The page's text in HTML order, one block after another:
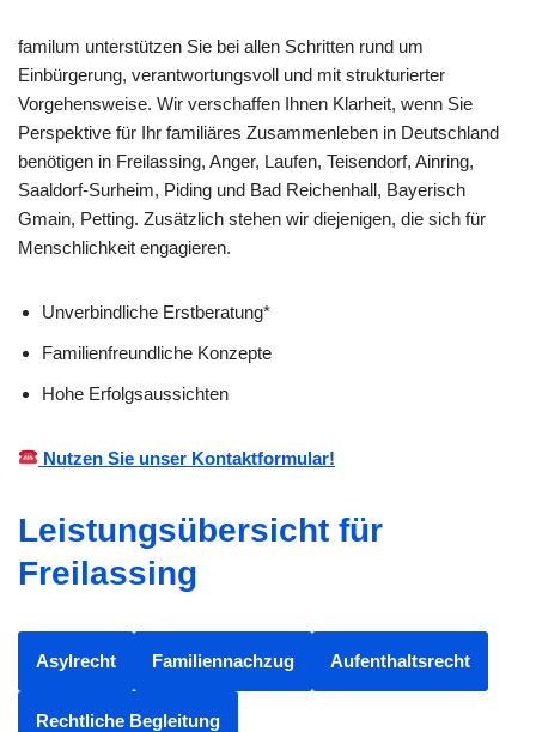
familum unterstützen Sie bei allen Schritten rund um
Einbürgerung, verantwortungsvoll und mit strukturierter
Vorgehensweise. Wir verschaffen Ihnen Klarheit, wenn Sie
Perspektive für Ihr familiäres Zusammenleben in Deutschland
benötigen in Freilassing, Anger, Laufen, Teisendorf, Ainring,
Saaldorf-Surheim, Piding und Bad Reichenhall, Bayerisch
Gmain, Petting. Zusätzlich stehen wir diejenigen, die sich für
Menschlichkeit engagieren.
Unverbindliche Erstberatung*
Familienfreundliche Konzepte
Hohe Erfolgsaussichten
Nutzen Sie unser Kontaktformular!
Leistungsübersicht für
Freilassing
Asylrecht Familiennachzug Aufenthaltsrecht
Rechtliche Begleitung